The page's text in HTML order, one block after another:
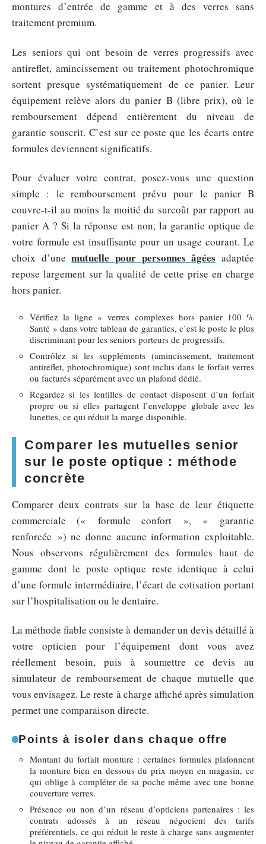
montures d’entrée de gamme et à des verres sans
traitement premium.
Les seniors qui ont besoin de verres progressifs avec
antireflet, amincissement ou traitement photochromique
sortent presque systématiquement de ce panier. Leur
équipement relève alors du panier B (libre prix), où le
remboursement dépend entièrement du niveau de
garantie souscrit. C’est sur ce poste que les écarts entre
formules deviennent significatifs.
Pour évaluer votre contrat, posez-vous une question
simple : le remboursement prévu pour le panier B
couvre-t-il au moins la moitié du surcoût par rapport au
panier A ? Si la réponse est non, la garantie optique de
votre formule est insuffisante pour un usage courant. Le
choix d’unemutuelle pour personnes âgées adaptée
repose largement sur la qualité de cette prise en charge
hors panier.
Vérifiez la ligne « verres complexes hors panier 100 %
Santé » dans votre tableau de garanties, c’est le poste le plus
discriminant pour les seniors porteurs de progressifs.
Contrôlez si les suppléments (amincissement, traitement
antireflet, photochromique) sont inclus dans le forfait verres
ou facturés séparément avec un plafond dédié.
Regardez si les lentilles de contact disposent d’un forfait
propre ou si elles partagent l’enveloppe globale avec les
lunettes, ce qui réduit la marge disponible.
Comparer les mutuelles senior
sur le poste optique : méthode
concrète
Comparer deux contrats sur la base de leur étiquette
commerciale (« formule confort », « garantie
renforcée ») ne donne aucune information exploitable.
Nous observons régulièrement des formules haut de
gamme dont le poste optique reste identique à celui
d’une formule intermédiaire, l’écart de cotisation portant
sur l’hospitalisation ou le dentaire.
La méthode fiable consiste à demander un devis détaillé à
votre opticien pour l’équipement dont vous avez
réellement besoin, puis à soumettre ce devis au
simulateur de remboursement de chaque mutuelle que
vous envisagez. Le reste à charge affiché après simulation
permet une comparaison directe.
Points à isoler dans chaque offre
Montant du forfait monture : certaines formules plafonnent
la monture bien en dessous du prix moyen en magasin, ce
qui oblige à compléter de sa poche même avec une bonne
couverture verres.
Présence ou non d’un réseau d’opticiens partenaires : les
contrats adossés à un réseau négocient des tarifs
préférentiels, ce qui réduit le reste à charge sans augmenter